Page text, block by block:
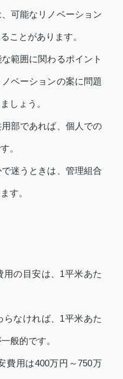
可能なリノベーション
ことがあります。
範囲に関わるポイント
ベーションの案に問題
しょう。
部であれば、個人での
。
迷うときは、管理組合
す。
の目安は、1平米あた
なければ、1平米あた
般的です。
費用は400万円～750万